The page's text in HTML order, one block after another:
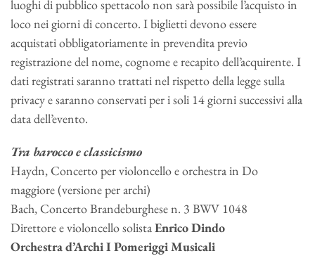
luoghi di pubblico spettacolo non sarà possibile l’acquisto in
loco nei giorni di concerto. I biglietti devono essere
acquistati obbligatoriamente in prevendita previo
registrazione del nome, cognome e recapito dell’acquirente. I
dati registrati saranno trattati nel rispetto della legge sulla
privacy e saranno conservati per i soli 14 giorni successivi alla
data dell’evento.
Tra barocco e classicismo
Haydn, Concerto per violoncello e orchestra in Do
maggiore (versione per archi)
Bach, Concerto Brandeburghese n. 3 BWV 1048
Direttore e violoncello solistaEnrico Dindo
Orchestra d’Archi I Pomeriggi Musicali